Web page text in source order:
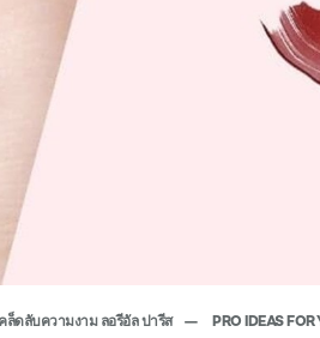
คล็ดลับความงาม ลอรีอัล ปารีส PRO IDEAS